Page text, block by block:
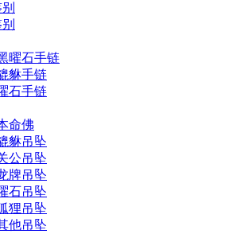
曜石手链
貅手链
石手链
命佛
貅吊坠
公吊坠
牌吊坠
石吊坠
狸吊坠
他吊坠